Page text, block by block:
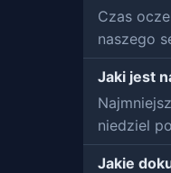
Czas
naszego
Jaki jest
niedziel
Jakie